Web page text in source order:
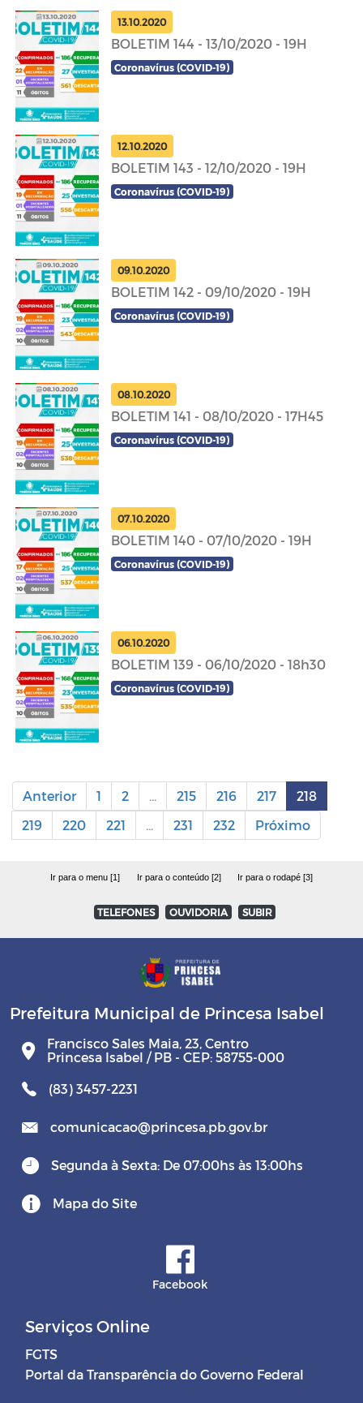
13.10.2020
BOLETIM 144 - 13/10/2020 - 19H
Coronavírus (COVID-19)
12.10.2020
BOLETIM 143 - 12/10/2020 - 19H
Coronavírus (COVID-19)
09.10.2020
BOLETIM 142 - 09/10/2020 - 19H
Coronavírus (COVID-19)
08.10.2020
BOLETIM 141 - 08/10/2020 - 17H45
Coronavírus (COVID-19)
07.10.2020
BOLETIM 140 - 07/10/2020 - 19H
Coronavírus (COVID-19)
06.10.2020
BOLETIM 139 - 06/10/2020 - 18h30
Coronavírus (COVID-19)
Anterior 1 2 ... 215 216 217
218
219
220 221 ... 231 232 Próximo
Ir para o menu [1] Ir para o conteúdo [2] Ir para o rodapé [3]
TELEFONES OUVIDORIA SUBIR
Prefeitura Municipal de Princesa Isabel
Francisco Sales Maia, 23, Centro
Princesa Isabel / PB - CEP: 58755-000
(83) 3457-2231
comunicacao@princesa.pb.gov.br
Segunda à Sexta: De 07:00hs às 13:00hs
Mapa do Site
Facebook
Serviços Online
FGTS
Portal da Transparência do Governo Federal